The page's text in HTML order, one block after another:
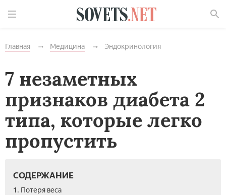
Главная Медицина Эндокринология
7 незаметных
признаков диабета 2
типа, которые легко
пропустить
СОДЕРЖАНИЕ
1. Потеря веса